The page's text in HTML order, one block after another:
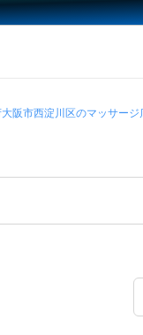
大阪市西淀川区のマッサージ